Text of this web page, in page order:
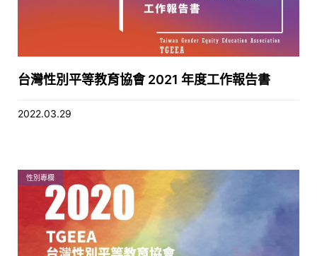
台灣性別平等教育協會 2021 年度工作報告書
2022.03.29
性別專欄